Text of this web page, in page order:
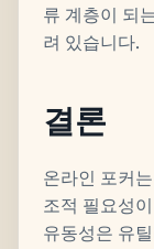
류 계층이 되
려 있습니다.
결론
온라인 포커
조적 필요성
유동성은 유